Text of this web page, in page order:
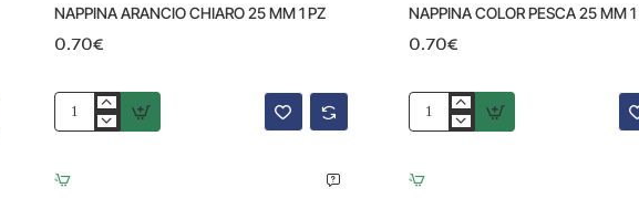
NAPPINA ARANCIO CHIARO 25 MM 1 PZ
0.70€
NAPPINA
ARANCIO
25
MM
NAPPINA COLOR PESCA 25 MM 1
0.70€
NAPPINA
COLOR
25
MM